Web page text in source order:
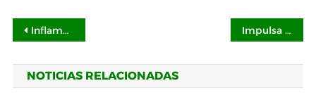
Navegación
de
entradas
Inflamación sistémica en enfermedades autoinmunes requiere un abordaje multidisciplinario Impulsa TIP México un futuro sostenible: presenta logros y acciones clave en Reporte de Sostenibilidad 2025
NOTICIAS RELACIONADAS